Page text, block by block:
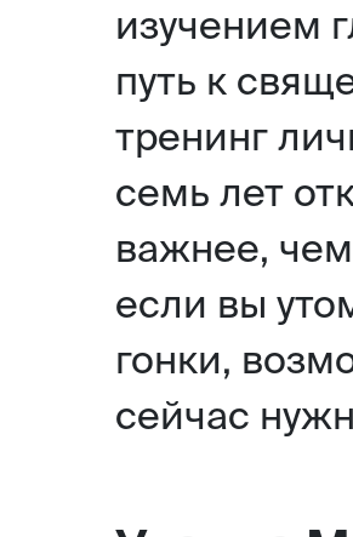
изучением
путь к
тренинг
семь лет
важнее,
если вы
гонки,
сейчас